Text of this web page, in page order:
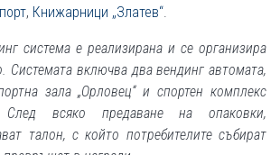
, Книжарници „Златев“.
система е реализирана и се организира
Системата включва два вендинг автомата,
зала „Орловец“ и спортен комплекс
След всяко предаване на опаковки,
талон, с който потребителите събират